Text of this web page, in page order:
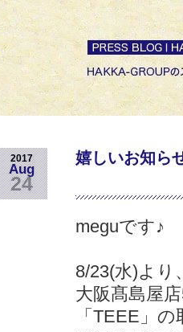
2017
Aug
24
嬉しいお知ら
meguです♪
8/23(水)より
大阪髙島屋
「TEEE」